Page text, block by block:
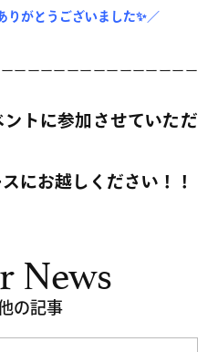
りがとうございました✨／
ーーーーーーーーーーーーーー
トに参加させていただ
にお越しください！！
News
の記事